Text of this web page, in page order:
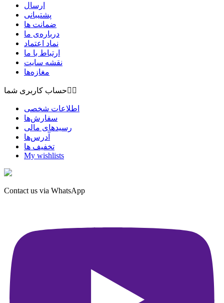
ارسال
پشتیبانی
ضمانت ها
درباره‌ی ما
نماد اعتماد
ارتباط با ما
نقشه سايت
مغازه‌ها
حساب کاربری شما 
اطلاعات شخصی
سفارش‌ها
رسیدهای مالی
آدرس‌ها
تخفیف ها
My wishlists
Contact us via WhatsApp